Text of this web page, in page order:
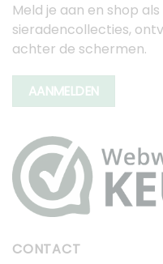
Meld je aan en shop
sieradencollecties,
achter de schermen.
AANMELDEN
CONTACT